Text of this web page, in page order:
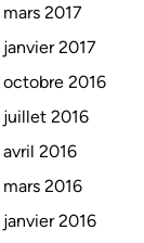
mars 2017
janvier 2017
octobre 2016
juillet 2016
avril 2016
mars 2016
janvier 2016